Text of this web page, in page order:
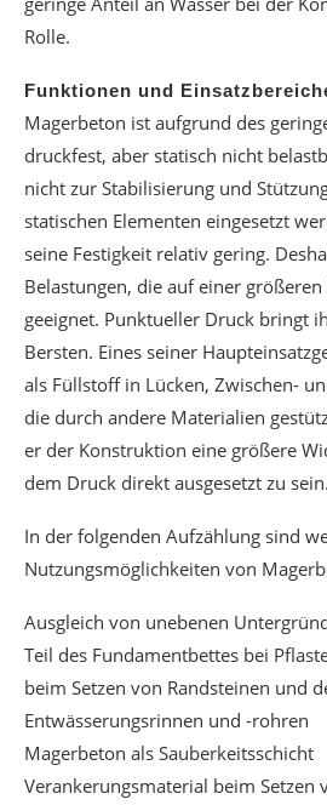
Rolle.
Funktionen und
Magerbeton ist aufgrund des
druckfest, aber statisch nicht
nicht zur Stabilisierung und
statischen Elementen eingesetzt
seine Festigkeit relativ gering.
Belastungen, die auf einer
geeignet. Punktueller Druck bringt
Bersten. Eines seiner
als Füllstoff in Lücken, Zwischen-
die durch andere Materialien
er der Konstruktion eine größere
dem Druck direkt ausgesetzt zu sein.
In der folgenden Aufzählung sind
Nutzungsmöglichkeiten von
Ausgleich von unebenen
Teil des Fundamentbettes bei
beim Setzen von Randsteinen und
Entwässerungsrinnen und -rohren
Magerbeton als Sauberkeitsschicht
Verankerungsmaterial beim Setzen